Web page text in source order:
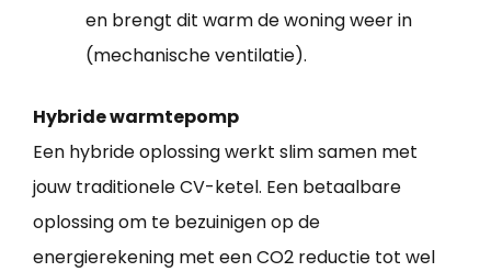
en brengt dit warm de woning weer in
(mechanische ventilatie).
Hybride warmtepomp
Een hybride oplossing werkt slim samen met
jouw traditionele CV-ketel. Een betaalbare
oplossing om te bezuinigen op de
energierekening met een CO2 reductie tot wel